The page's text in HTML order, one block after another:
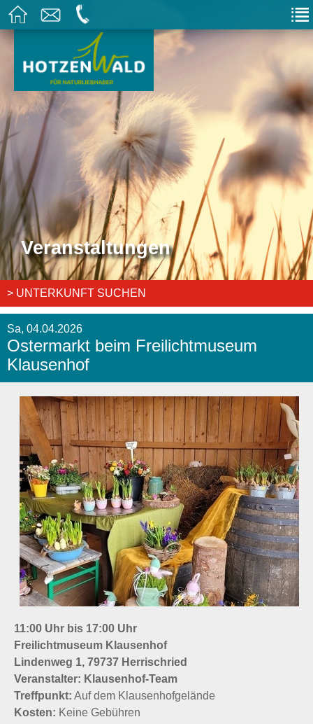
Veranstaltungen
> UNTERKUNFT SUCHEN
Sa, 04.04.2026
Ostermarkt beim Freilichtmuseum
Klausenhof
11:00 Uhr bis 17:00 Uhr
Freilichtmuseum Klausenhof
Lindenweg 1, 79737 Herrischried
Veranstalter: Klausenhof-Team
Treffpunkt: Auf dem Klausenhofgelände
Kosten: Keine Gebühren